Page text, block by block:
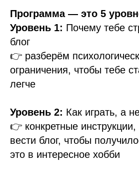
Программа — это 5
Уровень 1: Почему тебе
блог
👉 разберём
ограничения, чтобы тебе
легче
Уровень 2: Как играть, а
👉 конкретные инструкции,
вести блог, чтобы
это в интересное хобби